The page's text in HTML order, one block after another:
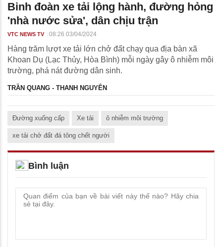
Binh đoàn xe tải lộng hành, đường hỏng
'nhà nước sửa', dân chịu trận
VTC NEWS TV 08:26 03/04/2024
Hàng trăm lượt xe tải lớn chở đất chạy qua địa bàn xã
Khoan Dụ (Lạc Thủy, Hòa Bình) mỗi ngày gây ô nhiễm môi
trường, phá nát đường dân sinh.
TRẦN QUANG - THANH NGUYÊN
Đường xuống cấp Xe tải ô nhiễm môi trường
xe tải chở đất đá tông chết người
Bình luận